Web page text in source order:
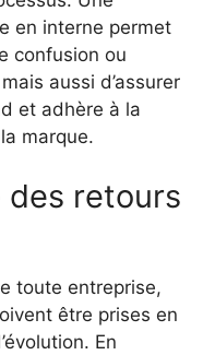
en interne permet
confusion ou
aussi d’assurer
et adhère à la
marque.
des retours
toute entreprise,
être prises en
En